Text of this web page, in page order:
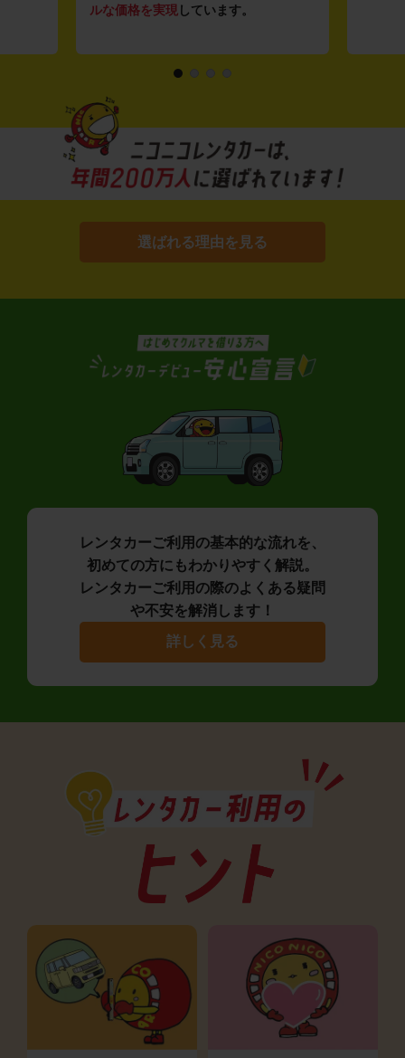
ルな価格を実現 しています。
選ばれる理由を見る
レンタカーご利用の基本的な流れを、
初めての方にもわかりやすく解説。
レンタカーご利用の際のよくある疑問
や不安を解消します！
詳しく見る